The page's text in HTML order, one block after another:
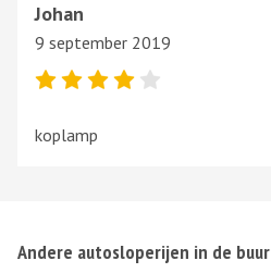
Johan
9 september 2019
koplamp
Andere autosloperijen in de